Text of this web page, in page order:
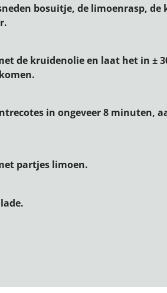
bosuitje, de limoenrasp, de
de kruidenolie en laat het in ±
in ongeveer 8 minuten,
partjes limoen.